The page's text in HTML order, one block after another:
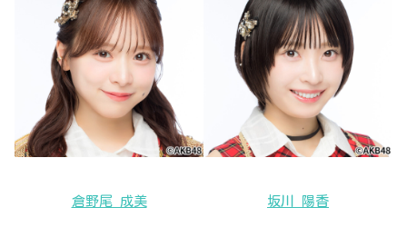
倉野尾 成美 坂川 陽香